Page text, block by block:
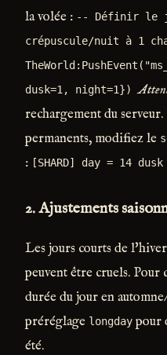
la volée : -- Définir le
crépuscule/nuit à 1
dusk=1, night=1})
rechargement du
permanents, modifiez le
: [SHARD] day = 14
2.Ajustements
Les jours courts de
peuvent être cruels. Pour
durée du jour en
préréglage longday pour
été.